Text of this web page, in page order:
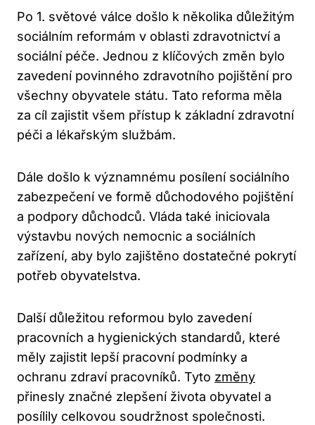
Po 1. světové válce došlo k několika důležitým
sociálním reformám v oblasti zdravotnictví a
sociální péče. Jednou z klíčových změn bylo
zavedení povinného zdravotního pojištění pro
všechny obyvatele státu. Tato reforma měla
za cíl zajistit všem přístup k základní zdravotní
péči a lékařským službám.
Dále došlo k významnému posílení sociálního
zabezpečení ve formě důchodového pojištění
a podpory důchodců. Vláda také iniciovala
výstavbu nových nemocnic a sociálních
zařízení, aby bylo zajištěno dostatečné pokrytí
potřeb obyvatelstva.
Další důležitou reformou bylo zavedení
pracovních a hygienických standardů, které
měly zajistit lepší pracovní podmínky a
ochranu zdraví pracovníků. Tyto změny
přinesly značné zlepšení života obyvatel a
posílily celkovou soudržnost společnosti.